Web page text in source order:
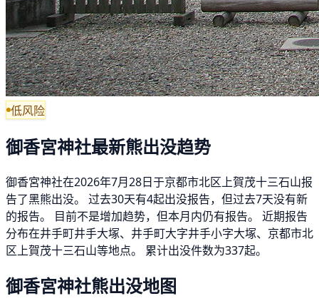
低风险
御香宮神社最新熊出没趋势
御香宮神社在2026年7月28日于京都市北区上賀茂十三石山报
告了黑熊出没。 过去30天有4起出没报告，但过去7天没有新
的报告。 目前不是增加趋势，但本月内仍有报告。 近期报告
分布在井手町井手大塚、井手町大字井手小字大塚、京都市北
区上賀茂十三石山等地点。 累计出没件数为337起。
御香宮神社熊出没地图